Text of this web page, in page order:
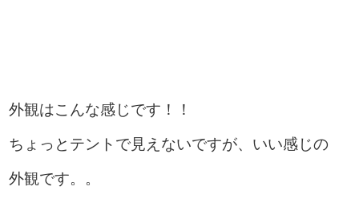
外観はこんな感じです！！
ちょっとテントで見えないですが、いい感じの
外観です。。